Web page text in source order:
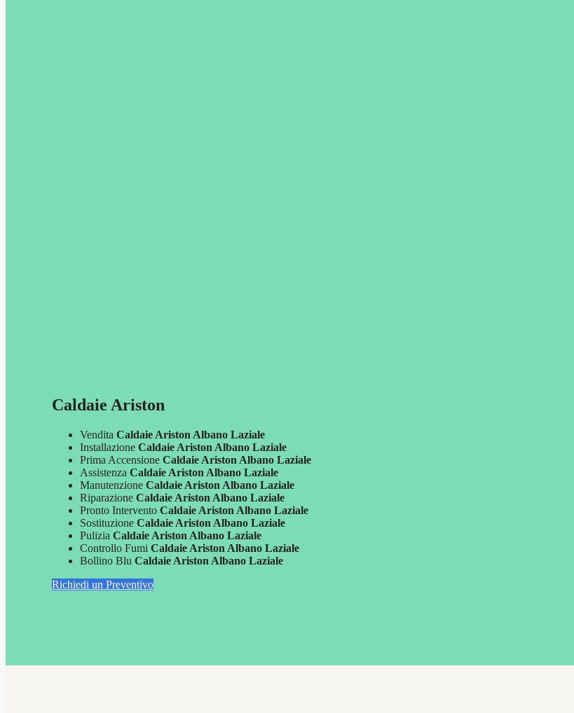
Caldaie Ariston
VenditaCaldaie Ariston Albano Laziale
InstallazioneCaldaie Ariston Albano Laziale
Prima AccensioneCaldaie Ariston Albano Laziale
AssistenzaCaldaie Ariston Albano Laziale
ManutenzioneCaldaie Ariston Albano Laziale
RiparazioneCaldaie Ariston Albano Laziale
Pronto InterventoCaldaie Ariston Albano Laziale
SostituzioneCaldaie Ariston Albano Laziale
PuliziaCaldaie Ariston Albano Laziale
Controllo FumiCaldaie Ariston Albano Laziale
Bollino BluCaldaie Ariston Albano Laziale
Richiedi un Preventivo